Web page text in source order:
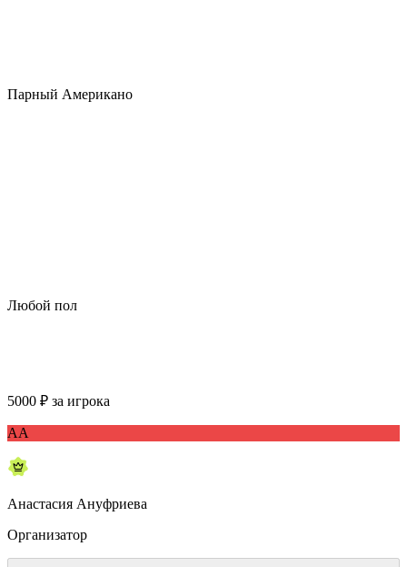
Парный Американо
Любой пол
5000 ₽ за игрока
АА
Анастасия Ануфриева
Организатор